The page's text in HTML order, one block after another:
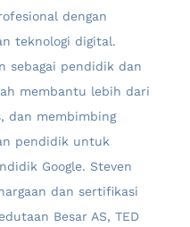
dengan
teknologi digital.
sebagai pendidik dan
membantu lebih dari
dan membimbing
pendidik untuk
Google. Steven
dan sertifikasi
Besar AS, TED